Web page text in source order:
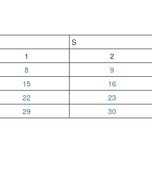
S
1
2
8 9
15 16
22 23
29
30